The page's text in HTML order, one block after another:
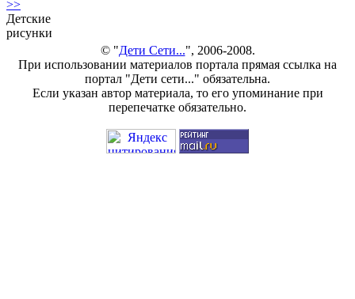
>>
Детские
рисунки
© "Дети Сети...", 2006-2008.
При использовании материалов портала прямая ссылка на
портал "Дети сети..." обязательна.
Если указан автор материала, то его упоминание при
перепечатке обязательно.